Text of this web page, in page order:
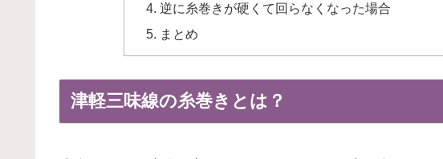
逆に糸巻きが硬くて回らなくなった場合
まとめ
津軽三味線の糸巻きとは？